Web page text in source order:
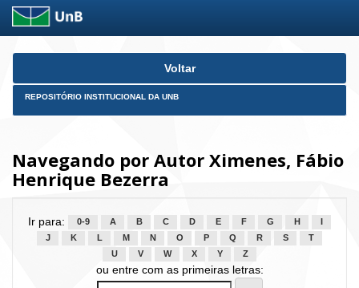
Skip
Voltar
REPOSITÓRIO INSTITUCIONAL DA UNB
Navegando por Autor Ximenes, Fábio
Henrique Bezerra
Ir para: 0-9 A B C D E F G H
J
K L M N O P Q R S
T
U
V W X Y Z
ou entre com as primeiras letras: